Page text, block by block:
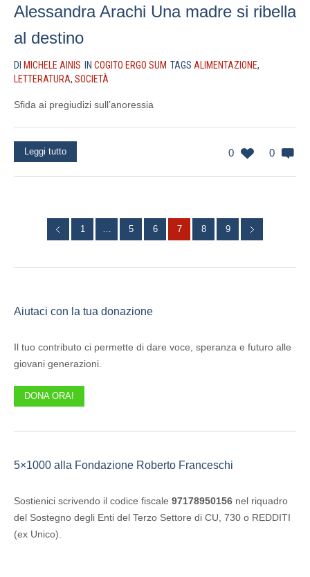
Alessandra Arachi Una madre si ribella
al destino
DI MICHELE AINIS IN COGITO ERGO SUM TAGS ALIMENTAZIONE,
LETTERATURA, SOCIETÀ
Sfida ai pregiudizi sull’anoressia
0 0
Leggi tutto
1 … 5 6 7 8 9
Aiutaci con la tua donazione
Il tuo contributo ci permette di dare voce, speranza e futuro alle
giovani generazioni.
DONA ORA!
5×1000 alla Fondazione Roberto Franceschi
Sostienici scrivendo il codice fiscale 97178950156 nel riquadro
del Sostegno degli Enti del Terzo Settore di CU, 730 o REDDITI
(ex Unico).